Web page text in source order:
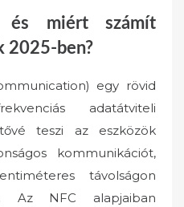
miért számít
2025-ben?
egy rövid
adatátviteli
teszi az eszközök
kommunikációt,
távolságon
Az NFC alapjaiban